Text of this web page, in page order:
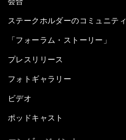
ステークホルダーのコミュニティ
「フォーラム・ストーリー」
プレスリリース
フォトギャラリー
ビデオ
ポッドキャスト